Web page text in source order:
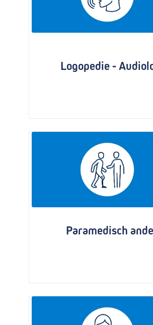
Logopedie -
Paramedisch